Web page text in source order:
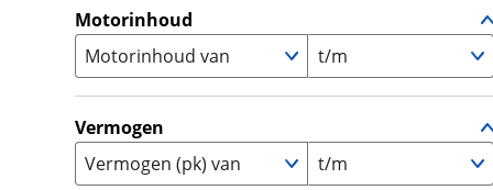
Supersport
Tourer (0)
Touring Enduro
Trike (0)
Zijspan 0)
A1 (0)
(
Motorinhoud
Motorinhoud van
t/m
Vermogen
Vermogen (pk) van
t/m